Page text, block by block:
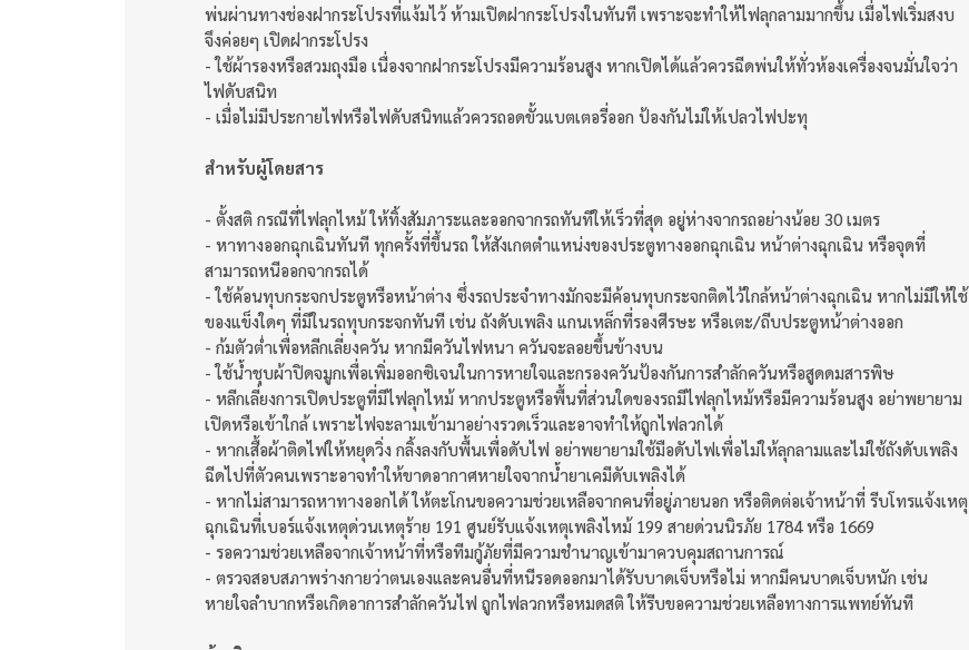
พ่นผ่านทางช่องฝากระโปรงที่แง้มไว้ ห้ามเปิดฝากระโปรงในทันที เพราะจะทำให้ไฟลุกลามมากขึ้น เมื่อไฟเริ่มสงบ
จึงค่อยๆ เปิดฝากระโปรง
- ใช้ผ้ารองหรือสวมถุงมือ เนื่องจากฝากระโปรงมีความร้อนสูง หากเปิดได้แล้วควรฉีดพ่นให้ทั่วห้องเครื่องจนมั่นใจว่า
ไฟดับสนิท
- เมื่อไม่มีประกายไฟหรือไฟดับสนิทแล้วควรถอดขั้วแบตเตอรี่ออก ป้องกันไม่ให้เปลวไฟปะทุ
สำหรับผู้โดยสาร
- ตั้งสติ กรณีที่ไฟลุกไหม้ ให้ทิ้งสัมภาระและออกจากรถทันทีให้เร็วที่สุด อยู่ห่างจากรถอย่างน้อย 30 เมตร
- หาทางออกฉุกเฉินทันที ทุกครั้งที่ขึ้นรถ ให้สังเกตตำแหน่งของประตูทางออกฉุกเฉิน หน้าต่างฉุกเฉิน หรือจุดที่
สามารถหนีออกจากรถได้
- ใช้ค้อนทุบกระจกประตูหรือหน้าต่าง ซึ่งรถประจำทางมักจะมีค้อนทุบกระจกติดไว้ใกล้หน้าต่างฉุกเฉิน หากไม่มีให้ใช้
ของแข็งใดๆ ที่มีในรถทุบกระจกทันที เช่น ถังดับเพลิง แกนเหล็กที่รองศีรษะ หรือเตะ/ถีบประตูหน้าต่างออก
- ก้มตัวต่ำเพื่อหลีกเลี่ยงควัน หากมีควันไฟหนา ควันจะลอยขึ้นข้างบน
- ใช้น้ำชุบผ้าปิดจมูกเพื่อเพิ่มออกซิเจนในการหายใจและกรองควันป้องกันการสำลักควันหรือสูดดมสารพิษ
- หลีกเลี่ยงการเปิดประตูที่มีไฟลุกไหม้ หากประตูหรือพื้นที่ส่วนใดของรถมีไฟลุกไหม้หรือมีความร้อนสูง อย่าพยายาม
เปิดหรือเข้าใกล้ เพราะไฟจะลามเข้ามาอย่างรวดเร็วและอาจทำให้ถูกไฟลวกได้
- หากเสื้อผ้าติดไฟให้หยุดวิ่ง กลิ้งลงกับพื้นเพื่อดับไฟ อย่าพยายามใช้มือดับไฟเพื่อไม่ให้ลุกลามและไม่ใช้ถังดับเพลิง
ฉีดไปที่ตัวคนเพราะอาจทำให้ขาดอากาศหายใจจากน้ำยาเคมีดับเพลิงได้
- หากไม่สามารถหาทางออกได้ ให้ตะโกนขอความช่วยเหลือจากคนที่อยู่ภายนอก หรือติดต่อเจ้าหน้าที่ รีบโทรแจ้งเหตุ
ฉุกเฉินที่เบอร์แจ้งเหตุด่วนเหตุร้าย 191 ศูนย์รับแจ้งเหตุเพลิงไหม้ 199 สายด่วนนิรภัย 1784 หรือ 1669
- รอความช่วยเหลือจากเจ้าหน้าที่หรือทีมกู้ภัยที่มีความชำนาญเข้ามาควบคุมสถานการณ์
- ตรวจสอบสภาพร่างกายว่าตนเองและคนอื่นที่หนีรอดออกมาได้รับบาดเจ็บหรือไม่ หากมีคนบาดเจ็บหนัก เช่น
หายใจลำบากหรือเกิดอาการสำลักควันไฟ ถูกไฟลวกหรือหมดสติ ให้รีบขอความช่วยเหลือทางการแพทย์ทันที